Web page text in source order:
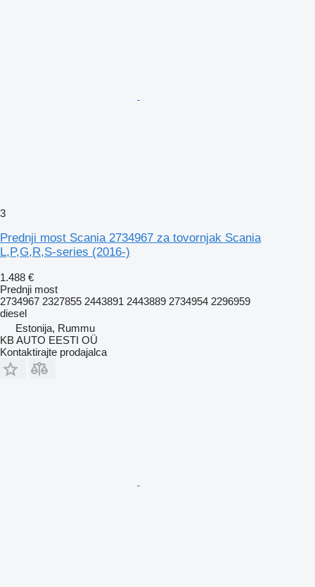
3
Prednji most Scania 2734967 za tovornjak Scania
L,P,G,R,S-series (2016-)
1.488 €
Prednji most
2734967 2327855 2443891 2443889 2734954 2296959
diesel
Estonija, Rummu
KB AUTO EESTI OÜ
Kontaktirajte prodajalca